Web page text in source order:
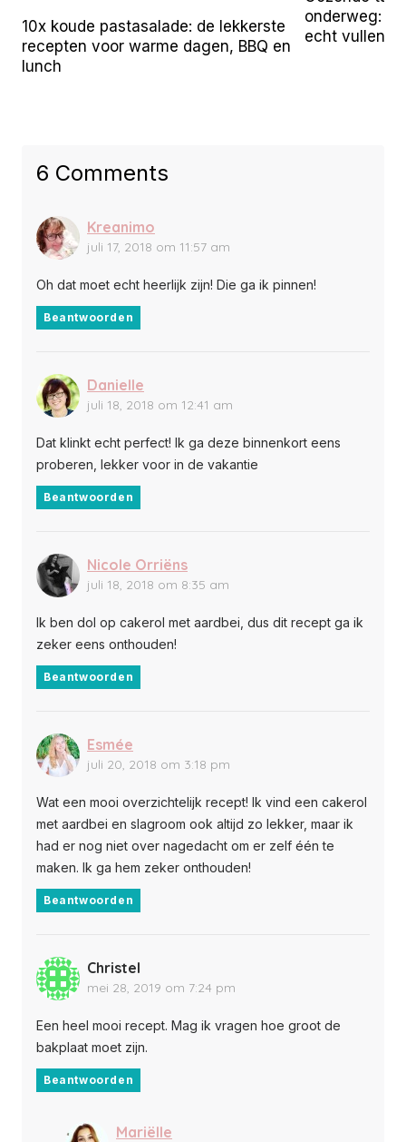
10x koude pastasalade: de lekkerste
recepten voor warme dagen, BBQ en
lunch
onderweg:
echt vullen
6 Comments
Kreanimo
juli 17, 2018 om 11:57 am
Oh dat moet echt heerlijk zijn! Die ga ik pinnen!
Beantwoorden
Danielle
juli 18, 2018 om 12:41 am
Dat klinkt echt perfect! Ik ga deze binnenkort eens
proberen, lekker voor in de vakantie
Beantwoorden
Nicole Orriëns
juli 18, 2018 om 8:35 am
Ik ben dol op cakerol met aardbei, dus dit recept ga ik
zeker eens onthouden!
Beantwoorden
Esmée
juli 20, 2018 om 3:18 pm
Wat een mooi overzichtelijk recept! Ik vind een cakerol
met aardbei en slagroom ook altijd zo lekker, maar ik
had er nog niet over nagedacht om er zelf één te
maken. Ik ga hem zeker onthouden!
Beantwoorden
Christel
mei 28, 2019 om 7:24 pm
Een heel mooi recept. Mag ik vragen hoe groot de
bakplaat moet zijn.
Beantwoorden
Mariëlle